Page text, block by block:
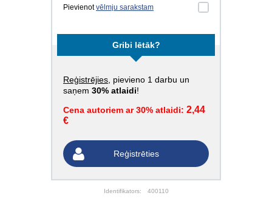
Pievienotvēlmju sarakstam
Gribi lētāk?
Reģistrējies , pievieno 1 darbu un
saņem 30% atlaidi!
Cena autoriem ar 30% atlaidi: 2,44
€
Reģistrēties
Identifikators: 400110